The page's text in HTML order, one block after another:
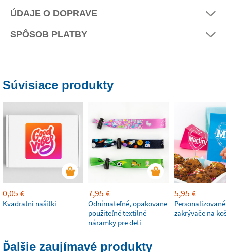
ÚDAJE O DOPRAVE
SPÔSOB PLATBY
Súvisiace produkty
0,05 €
Kvadratni našitki
7,95 €
Odnímateľné, opakovane
použiteľné textilné
náramky pre deti
5,95 €
Personalizované
zakrývače na
Ďalšie zaujímavé produkty